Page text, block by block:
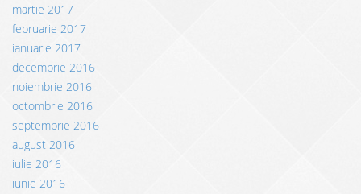
martie 2017
februarie 2017
ianuarie 2017
decembrie 2016
noiembrie 2016
octombrie 2016
septembrie 2016
august 2016
iulie 2016
iunie 2016